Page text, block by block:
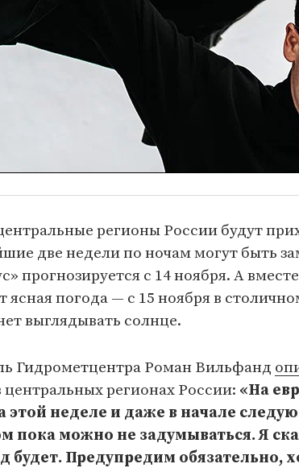
регионы России будут
две недели по ночам могут быть
прогнозируется с 14 ноября. А
погода — с 15 ноября в
выглядывать солнце.
Гидрометцентра Роман Вильфанд
регионах России: «На
этой неделе и даже в начале
пока можно не задумываться. Я
будет. Предупредим обязательно,